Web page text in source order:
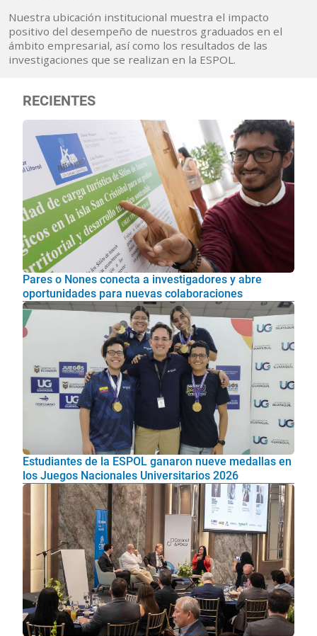
Nuestra ubicación institucional muestra el impacto
positivo del desempeño de nuestros graduados en el
ámbito empresarial, así como los resultados de las
investigaciones que se realizan en la ESPOL.
RECIENTES
Pares o Nones conecta a investigadores y abre
oportunidades para nuevas colaboraciones
Estudiantes de la ESPOL ganaron nueve medallas en
los Juegos Nacionales Universitarios 2026